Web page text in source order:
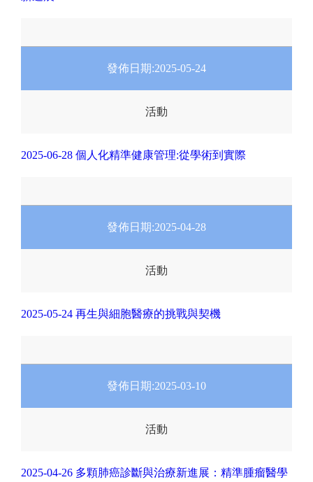
發佈日期:2025-05-24
活動
2025-06-28 個人化精準健康管理:從學術到實際
發佈日期:2025-04-28
活動
2025-05-24 再生與細胞醫療的挑戰與契機
發佈日期:2025-03-10
活動
2025-04-26 多顆肺癌診斷與治療新進展：精準腫瘤醫學